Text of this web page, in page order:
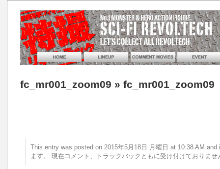
fc_mr001_zoom09 » fc_mr001_zoom09
This entry was posted on 2015年5月18日 月曜日 at 10:38 AM
ます。 現在コメント、トラックバックともに受け付けておりませ